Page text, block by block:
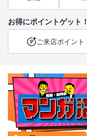
お得にポイントゲット！
ご来店ポイント